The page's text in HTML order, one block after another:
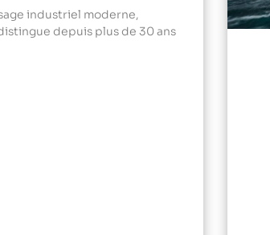
industriel moderne,
depuis plus de 30 ans